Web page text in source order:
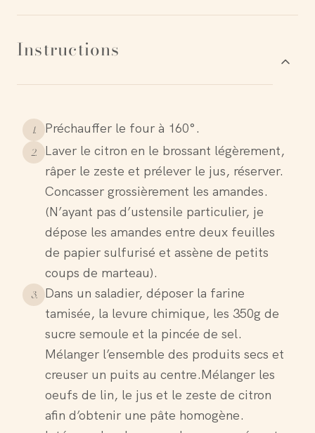
Instructions
1. Préchauffer le four à 160°.
2.
Laver le citron en le brossant légèrement,
râper le zeste et prélever le jus, réserver.
Concasser grossièrement les amandes.
(N’ayant pas d’ustensile particulier, je
dépose les amandes entre deux feuilles
de papier sulfurisé et assène de petits
coups de marteau).
3.
Dans un saladier, déposer la farine
tamisée, la levure chimique, les 350g de
sucre semoule et la pincée de sel.
Mélanger l’ensemble des produits secs et
creuser un puits au centre.Mélanger les
oeufs de lin, le jus et le zeste de citron
afin d’obtenir une pâte homogène.